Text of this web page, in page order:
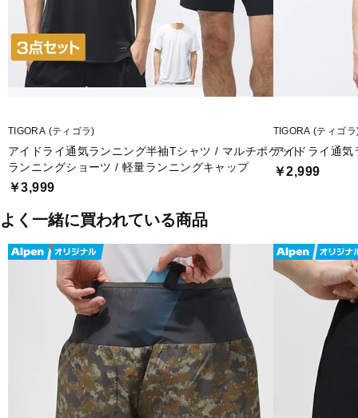
■メーカー型番：TR-3R3205TS
TIGORA (ティゴラ)
アイドライ通気ランニング半袖Tシャツ / マルチポケット
ランニングショーツ / 軽量ランニングキャップ
￥3,999
TIGORA (ティゴ
アイドライ通気
￥2,999
よく一緒に買われている商品